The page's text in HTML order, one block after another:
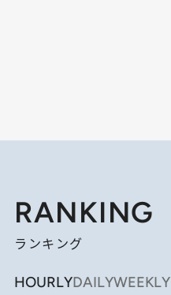
RANKING
ランキング
HOURLYDAILYWEEKLY